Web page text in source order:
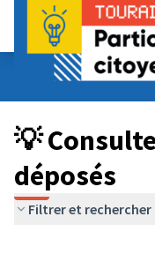
Budget Participatif
💡 Consulter les
💡
déposés
Filtrer et rechercher